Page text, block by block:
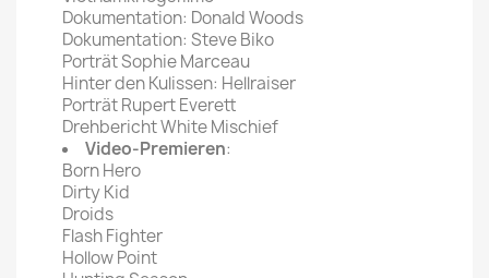
Dokumentation: Donald Woods
Dokumentation: Steve Biko
Porträt Sophie Marceau
Hinter den Kulissen: Hellraiser
Porträt Rupert Everett
Drehbericht White Mischief
Video-Premieren:
Born Hero
Dirty Kid
Droids
Flash Fighter
Hollow Point